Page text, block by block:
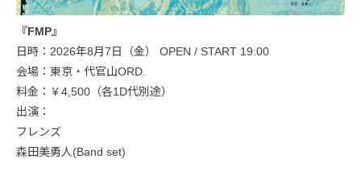
『FMP』
日時：2026年8月7日（金） OPEN / START 19:00
会場：東京・代官山ORD.
料金：￥4,500（各1D代別途）
出演：
フレンズ
森田美勇人(Band set)